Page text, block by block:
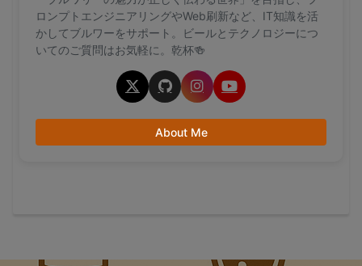
ロンプトエンジニアリングやWeb刷新など、IT知識を活
かしてブルワーをサポート。ビールとテクノロジーにつ
いてのご質問はお気軽に。乾杯🍻
About Me